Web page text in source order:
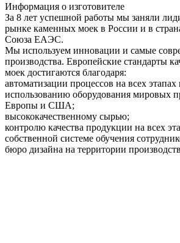
Информация о изготовителе
За 8 лет успешной работы мы заняли
рынке каменных моек в России и в
Союза ЕАЭС.
Мы используем инновации и самые
производства. Европейские стандарты
моек достигаются благодаря:
автоматизации процессов на всех этапах
использованию оборудования мировых
Европы и США;
высококачественному сырью;
контролю качества продукции на всех
собственной системе обучения
бюро дизайна на территории